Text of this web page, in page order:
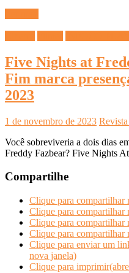
Five Nights at
Fim marca
2023
1 de novembro de 2023
Você sobreviveria a dois dias
Freddy Fazbear? Five Nights
Compartilhe
Clique para compartilhar
Clique para compartilhar
Clique para compartilhar
Clique para compartilhar
Clique para enviar um
nova janela)
Clique para